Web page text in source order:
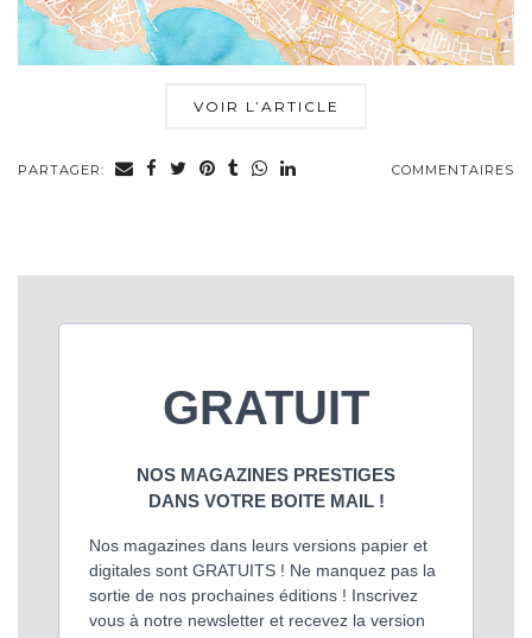
VOIR L’ARTICLE
PARTAGER: COMMENTAIRES